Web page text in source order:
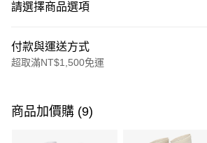
請選擇商品選項
付款與運送方式
超取滿NT$1,500免運
信用卡一次付款
商品加價購 (9)